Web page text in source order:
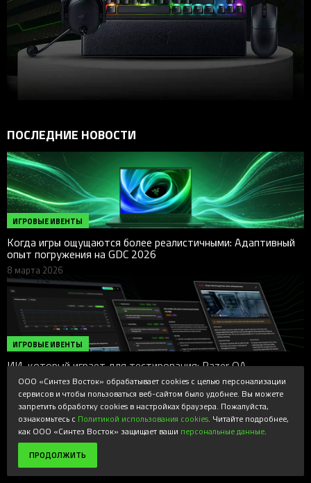
ПОСЛЕДНИЕ НОВОСТИ
ИГРОВЫЕ ИВЕНТЫ
Когда игры ощущаются более реалистичными: Адаптивный
опыт погружения на GDC 2026
8 марта 2026
ИГРОВЫЕ ИВЕНТЫ
ИИ, который играет для тестирования: Razer QA
Companion-AI на GDC 2026
8 марта 2026
ИГРОВЫЕ ИВЕНТЫ
ООО «Синтез Восток» обрабатывает cookies с целью персонализации
сервисов и чтобы пользоваться веб-сайтом было удобнее. Вы можете
запретить обработку cookies в настройках браузера. Пожалуйста,
ознакомьтесь с Политикой использования cookies . Читайте подробнее,
как ООО «Синтез Восток» защищает ваши персональные данные
ПРОДОЛЖИТЬ